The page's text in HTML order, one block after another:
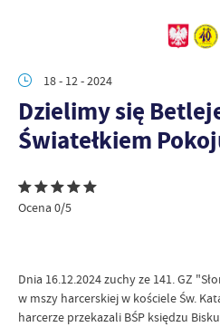
18 - 12 - 2024
Dzielimy się
Światełkiem
Ocena 0/5
Dnia 16.12.2024 zuchy ze 141. GZ
w mszy harcerskiej w kościele Św.
harcerze przekazali BŚP księdzu